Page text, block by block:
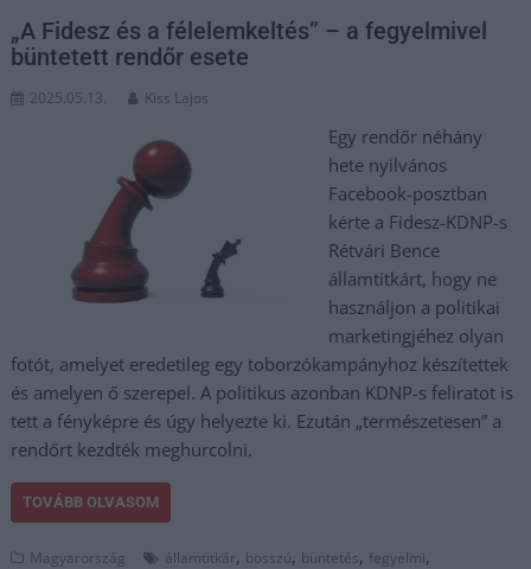
„A Fidesz és a félelemkeltés” – a fegyelmivel
büntetett rendőr esete
2025.05.13. Kiss Lajos
Egy rendőr néhány
hete nyilvános
Facebook-posztban
kérte a Fidesz-KDNP-s
Rétvári Bence
államtitkárt, hogy ne
használjon a politikai
marketingjéhez olyan
fotót, amelyet eredetileg egy toborzókampányhoz készítettek
és amelyen ő szerepel. A politikus azonban KDNP-s feliratot is
tett a fényképre és úgy helyezte ki. Ezután „természetesen” a
rendőrt kezdték meghurcolni.
TOVÁBB OLVASOM
Magyarország államtitkár, bosszú, büntetés, fegyelmi,